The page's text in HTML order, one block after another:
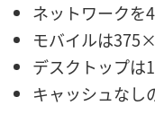
ネットワークを
モバイルは
デスクトップ
キャッシュなし